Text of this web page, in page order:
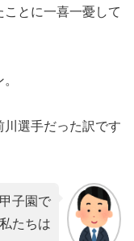
とに一喜一憂して
選手だった訳です
子園で
たちは